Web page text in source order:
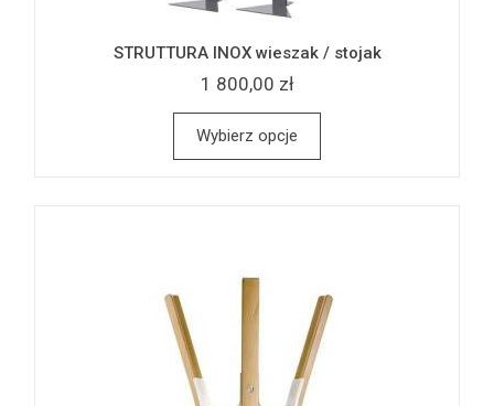
STRUTTURA INOX wieszak / stojak
1 800,00 zł
Wybierz opcje